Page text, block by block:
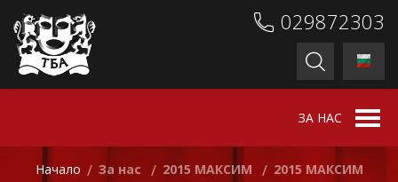
029872303
ЗА НАС
Начало / За нас / 2015 МАКСИМ / 2015 МАКСИМ